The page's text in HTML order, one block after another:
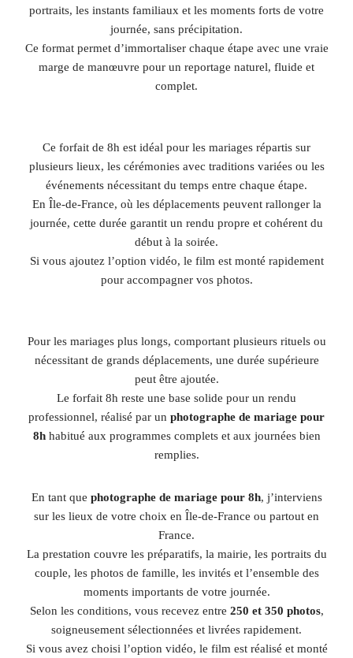
portraits, les instants familiaux et les moments forts de votre
journée, sans précipitation.
Ce format permet d’immortaliser chaque étape avec une vraie
marge de manœuvre pour un reportage naturel, fluide et
complet.
Ce forfait de 8h est idéal pour les mariages répartis sur
plusieurs lieux, les cérémonies avec traditions variées ou les
événements nécessitant du temps entre chaque étape.
En Île-de-France, où les déplacements peuvent rallonger la
journée, cette durée garantit un rendu propre et cohérent du
début à la soirée.
Si vous ajoutez l’option vidéo, le film est monté rapidement
pour accompagner vos photos.
Pour les mariages plus longs, comportant plusieurs rituels ou
nécessitant de grands déplacements, une durée supérieure
peut être ajoutée.
Le forfait 8h reste une base solide pour un rendu
professionnel, réalisé par un photographe de mariage pour
8hhabitué aux programmes complets et aux journées bien
remplies.
En tant que photographe de mariage pour 8h, j’interviens
sur les lieux de votre choix en Île-de-France ou partout en
France.
La prestation couvre les préparatifs, la mairie, les portraits du
couple, les photos de famille, les invités et l’ensemble des
moments importants de votre journée.
Selon les conditions, vous recevez entre 250 et 350 photos,
soigneusement sélectionnées et livrées rapidement.
Si vous avez choisi l’option vidéo, le film est réalisé et monté